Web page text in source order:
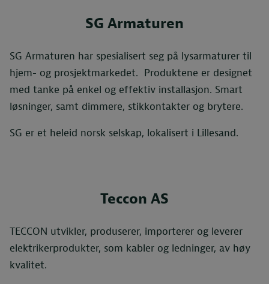
SG Armaturen
SG Armaturen har spesialisert seg på lysarmaturer til
hjem- og prosjektmarkedet. Produktene er designet
med tanke på enkel og effektiv installasjon. Smart
løsninger, samt dimmere, stikkontakter og brytere.
SG er et heleid norsk selskap, lokalisert i Lillesand.
Teccon AS
TECCON utvikler, produserer, importerer og leverer
elektrikerprodukter, som kabler og ledninger, av høy
kvalitet.